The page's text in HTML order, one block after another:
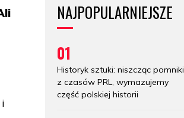
NAJPOPULARNIEJSZE
01
Historyk sztuki: niszcząc pomniki
z czasów PRL, wymazujemy
część polskiej historii